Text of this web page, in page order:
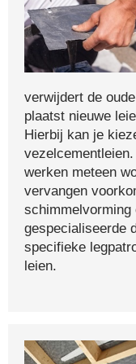
verwijdert de
plaatst nieuwe
Hierbij kan je
werken meteen
vervangen
gespecialiseerde
specifieke
leien.